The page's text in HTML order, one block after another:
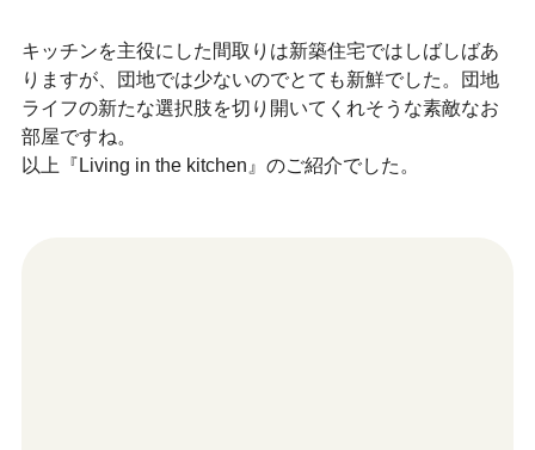
キッチンを主役にした間取りは新築住宅ではしばしばあ
りますが、団地では少ないのでとても新鮮でした。団地
ライフの新たな選択肢を切り開いてくれそうな素敵なお
部屋ですね。
以上『Living in the kitchen』のご紹介でした。